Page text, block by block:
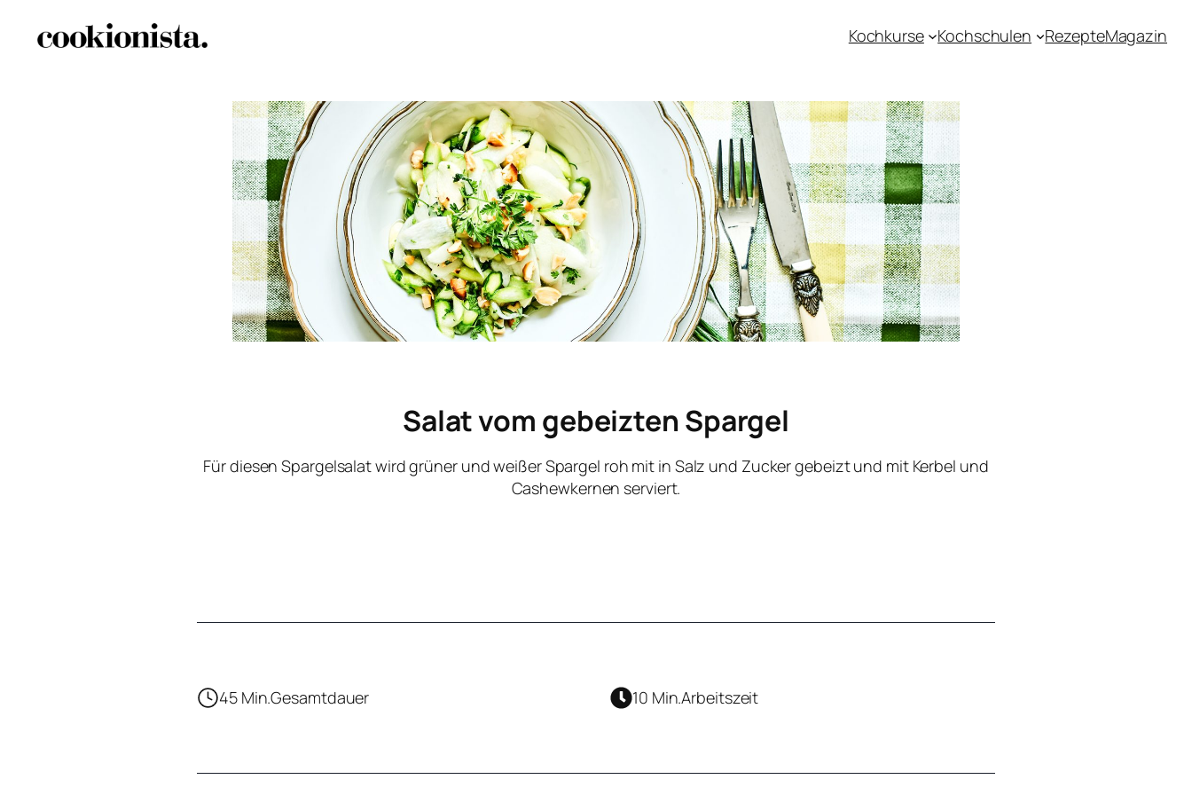
Kochkurse Kochschulen RezepteMagazin
Salat vom gebeizten Spargel
Für diesen Spargelsalat wird grüner und weißer Spargel roh mit in Salz und Zucker gebeizt und mit Kerbel und
Cashewkernen serviert.
45 Min.Gesamtdauer 10 Min.Arbeitszeit